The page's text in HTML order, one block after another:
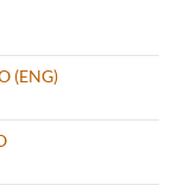
(ENG)